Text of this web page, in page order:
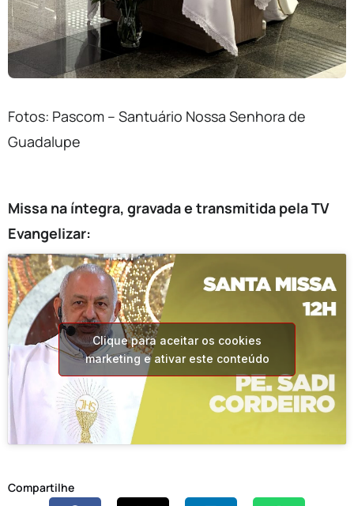
Fotos: Pascom – Santuário Nossa Senhora de
Guadalupe
Missa na íntegra, gravada e transmitida pela TV
Evangelizar:
Clique para aceitar os cookies
marketing e ativar este conteúdo
Compartilhe